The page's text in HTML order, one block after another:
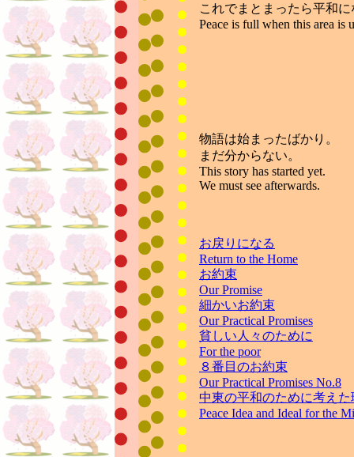
これでまとまったら平和に
Peace is full when this area is
物語は始まったばかり。
まだ分からない。
This story has started yet.
We must see afterwards.
お戻りになる
Return to the Home
お約束
Our Promise
細かいお約束
Our Practical Promises
貧しい人々のために
For the poor
８番目のお約束
Our Practical Promises No.8
中東の平和のために考えた
Peace Idea and Ideal for the